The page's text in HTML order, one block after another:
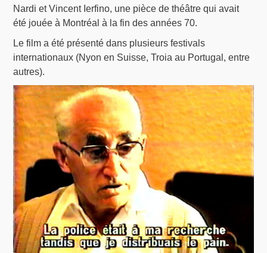
Nardi et Vincent Ierfino, une pièce de théâtre qui avait
été jouée à Montréal à la fin des années 70.
Le film a été présenté dans plusieurs festivals
internationaux (Nyon en Suisse, Troia au Portugal, entre
autres).